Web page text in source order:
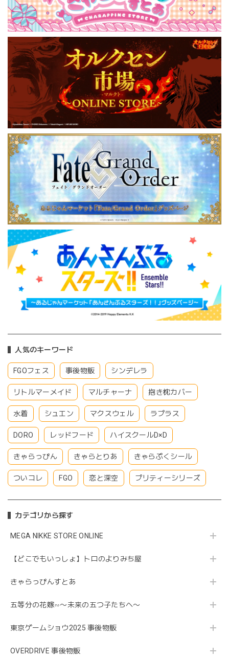
人気のキーワード
FGOフェス 事後物販 シンデレラ
リトルマーメイド マルチャーナ 抱き枕カバー
水着 シュエン マクスウェル ラプラス
DORO レッドフード ハイスクールD×D
きゃらっぴん きゃらとりあ きゃらぷくシール
ついコレ FGO 恋と深空 プリティーシリーズ
カテゴリから探す
MEGA NIKKE STORE ONLINE
【どこでもいっしょ】トロのよりみち屋
きゃらっぴんすとあ
五等分の花嫁∽〜未来の五つ子たちへ〜
東京ゲームショウ2025 事後物販
OVERDRIVE 事後物販